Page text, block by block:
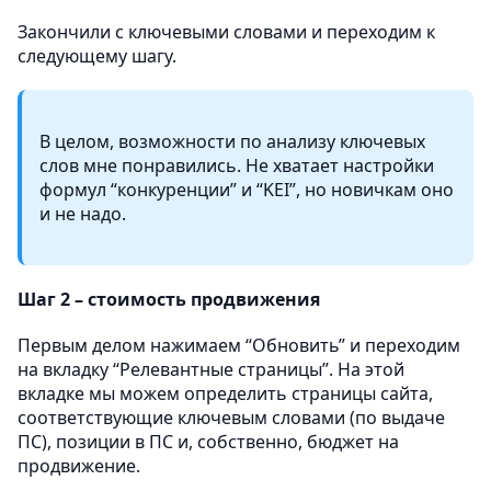
Закончили с ключевыми словами и переходим к
следующему шагу.
В целом, возможности по анализу ключевых
слов мне понравились. Не хватает настройки
формул “конкуренции” и “KEI”, но новичкам оно
и не надо.
Шаг 2 – стоимость продвижения
Первым делом нажимаем “Обновить” и переходим
на вкладку “Релевантные страницы”. На этой
вкладке мы можем определить страницы сайта,
соответствующие ключевым словами (по выдаче
ПС), позиции в ПС и, собственно, бюджет на
продвижение.